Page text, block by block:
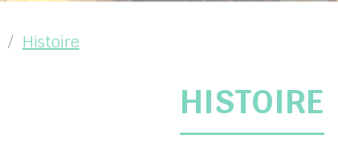
Histoire
HISTOIRE